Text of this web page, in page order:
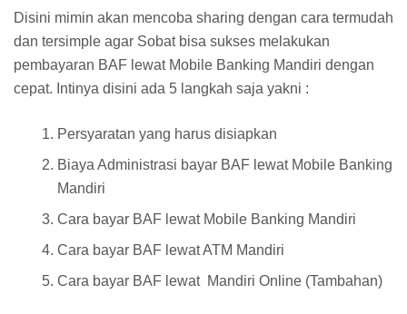
Disini mimin akan mencoba sharing dengan cara termudah
dan tersimple agar Sobat bisa sukses melakukan
pembayaran BAF lewat Mobile Banking Mandiri dengan
cepat. Intinya disini ada 5 langkah saja yakni :
Persyaratan yang harus disiapkan
Biaya Administrasi bayar BAF lewat Mobile Banking
Mandiri
Cara bayar BAF lewat Mobile Banking Mandiri
Cara bayar BAF lewat ATM Mandiri
Cara bayar BAF lewat Mandiri Online (Tambahan)